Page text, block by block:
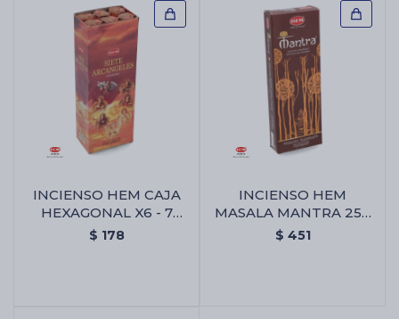
INCIENSO HEM CAJA
HEXAGONAL X6 -
Aromaterapia Relax
$ 167
INCIENSO HEM
MASALA MANTRA 250
GR - Incienso Hem
$ 451